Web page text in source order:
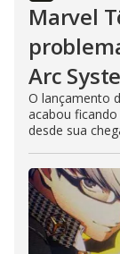
Marvel
Arc
O lançamento
acabou
desde sua